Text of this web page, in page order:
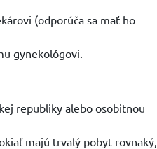
(odporúča sa mať ho
gynekológovi.
republiky alebo osobitnou
majú trvalý pobyt rovnaký,